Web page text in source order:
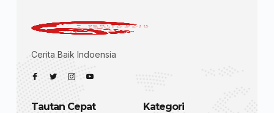
Cerita Baik Indoensia
Tautan Cepat Kategori